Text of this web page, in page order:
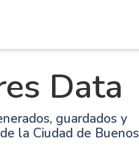
Data
guardados y
la Ciudad de Buenos